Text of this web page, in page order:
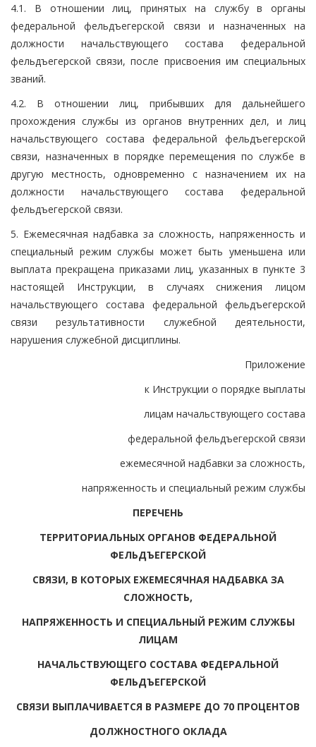
4.1. В отношении лиц, принятых на службу в органы
федеральной фельдъегерской связи и назначенных на
должности начальствующего состава федеральной
фельдъегерской связи, после присвоения им специальных
званий.
4.2. В отношении лиц, прибывших для дальнейшего
прохождения службы из органов внутренних дел, и лиц
начальствующего состава федеральной фельдъегерской
связи, назначенных в порядке перемещения по службе в
другую местность, одновременно с назначением их на
должности начальствующего состава федеральной
фельдъегерской связи.
5. Ежемесячная надбавка за сложность, напряженность и
специальный режим службы может быть уменьшена или
выплата прекращена приказами лиц, указанных в пункте 3
настоящей Инструкции, в случаях снижения лицом
начальствующего состава федеральной фельдъегерской
связи результативности служебной деятельности,
нарушения служебной дисциплины.
Приложение
к Инструкции о порядке выплаты
лицам начальствующего состава
федеральной фельдъегерской связи
ежемесячной надбавки за сложность,
напряженность и специальный режим службы
ПЕРЕЧЕНЬ
ТЕРРИТОРИАЛЬНЫХ ОРГАНОВ ФЕДЕРАЛЬНОЙ
ФЕЛЬДЪЕГЕРСКОЙ
СВЯЗИ, В КОТОРЫХ ЕЖЕМЕСЯЧНАЯ НАДБАВКА ЗА
СЛОЖНОСТЬ,
НАПРЯЖЕННОСТЬ И СПЕЦИАЛЬНЫЙ РЕЖИМ СЛУЖБЫ
ЛИЦАМ
НАЧАЛЬСТВУЮЩЕГО СОСТАВА ФЕДЕРАЛЬНОЙ
ФЕЛЬДЪЕГЕРСКОЙ
СВЯЗИ ВЫПЛАЧИВАЕТСЯ В РАЗМЕРЕ ДО 70 ПРОЦЕНТОВ
ДОЛЖНОСТНОГО ОКЛАДА